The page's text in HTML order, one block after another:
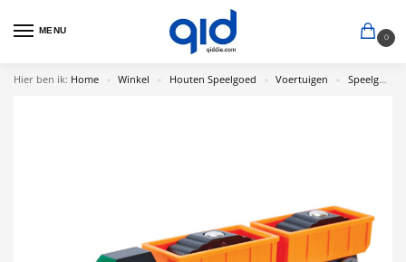
MENU
0
Hier ben ik: Home » Winkel » Houten Speelgoed » Voertuigen » Speelgoed Trein